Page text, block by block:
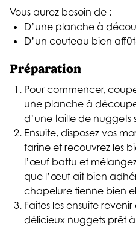
Vous aurez besoin de :
D’une planche à
D’un couteau bien
Préparation
Pour commencer,
une planche à
d’une taille de nuggets
Ensuite, disposez vos
farine et recouvrez les
l’œuf battu et
que l’œuf ait bien
chapelure tienne bien
Faites les ensuite
délicieux nuggets prêt